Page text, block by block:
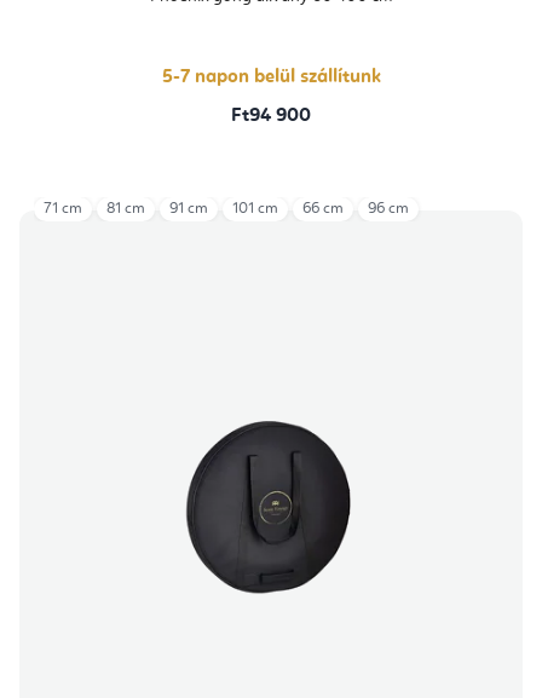
5-7 napon belül szállítunk
Ft94 900
71 cm 81 cm 91 cm 101 cm 66 cm 96 cm